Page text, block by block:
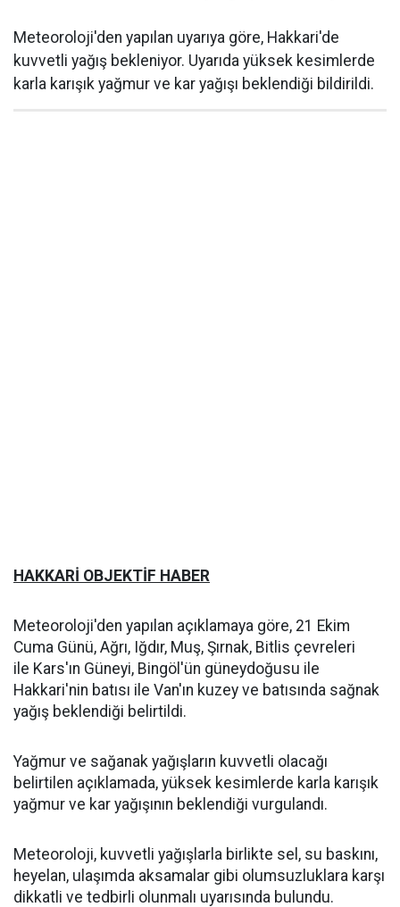
Meteoroloji'den yapılan uyarıya göre, Hakkari'de
kuvvetli yağış bekleniyor. Uyarıda yüksek kesimlerde
karla karışık yağmur ve kar yağışı beklendiği bildirildi.
HAKKARİ OBJEKTİF HABER
Meteoroloji'den yapılan açıklamaya göre, 21 Ekim
Cuma Günü, Ağrı, Iğdır, Muş, Şırnak, Bitlis çevreleri
ile Kars'ın Güneyi, Bingöl'ün güneydoğusu ile
Hakkari'nin batısı ile Van'ın kuzey ve batısında sağnak
yağış beklendiği belirtildi.
Yağmur ve sağanak yağışların kuvvetli olacağı
belirtilen açıklamada, yüksek kesimlerde karla karışık
yağmur ve kar yağışının beklendiği vurgulandı.
Meteoroloji, kuvvetli yağışlarla birlikte sel, su baskını,
heyelan, ulaşımda aksamalar gibi olumsuzluklara karşı
dikkatli ve tedbirli olunmalı uyarısında bulundu.